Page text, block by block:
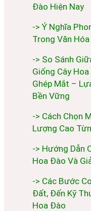
Đào Hiện Nay
-> Ý Nghĩa
Trong Văn
-> So Sánh
Giống Cây
Ghép Mắt –
Bền Vững
-> Cách Chọn
Lượng Cao
-> Hướng Dẫn
Hoa Đào Và
-> Các Bước
Đất, Đến Kỹ
Hoa Đào